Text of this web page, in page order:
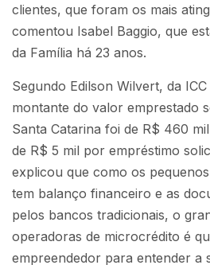
clientes, que foram os mais
comentou Isabel Baggio, que
da Família há 23 anos.
Segundo Edilson Wilvert, da
montante do valor emprestado
Santa Catarina foi de R$ 460
de R$ 5 mil por empréstimo
explicou que como os
tem balanço financeiro e as
pelos bancos tradicionais, o
operadoras de microcrédito é
empreendedor para entender a